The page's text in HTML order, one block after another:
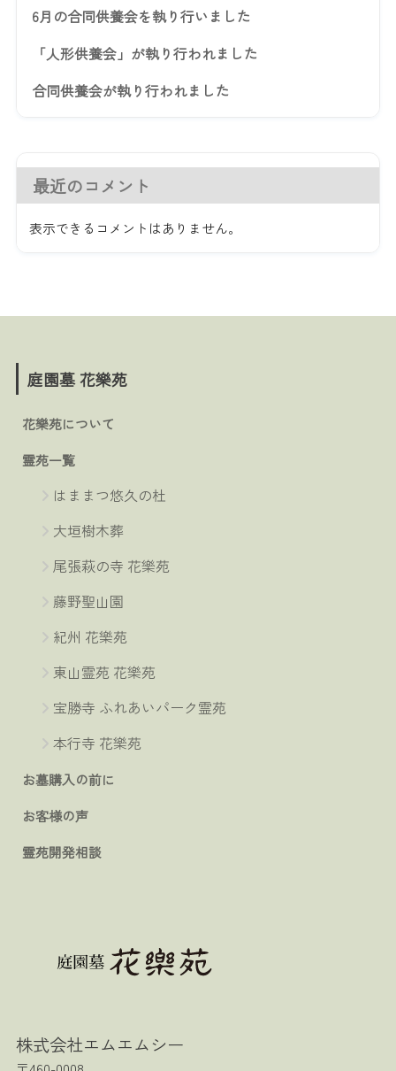
6月の合同供養会を執り行いました
「人形供養会」が執り行われました
合同供養会が執り行われました
最近のコメント
表示できるコメントはありません。
庭園墓 花樂苑
花樂苑について
霊苑一覧
はままつ悠久の杜
大垣樹木葬
尾張萩の寺 花樂苑
藤野聖山園
紀州 花樂苑
東山霊苑 花樂苑
宝勝寺 ふれあいパーク霊苑
本行寺 花樂苑
お墓購入の前に
お客様の声
霊苑開発相談
株式会社エムエムシー